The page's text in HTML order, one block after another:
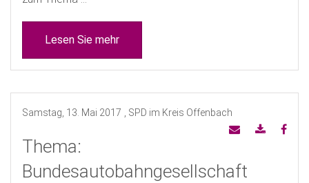
Lesen Sie mehr
Samstag, 13. Mai 2017 , SPD im Kreis Offenbach
Thema:
Bundesautobahngesellschaft